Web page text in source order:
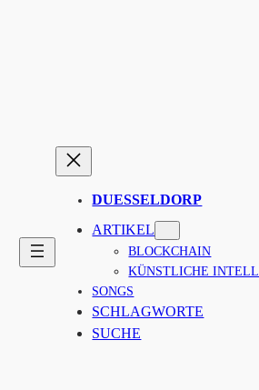
DUESSELDORP
ARTIKEL
BLOCKCHAIN
KÜNSTLICHE
SONGS
SCHLAGWORTE
SUCHE